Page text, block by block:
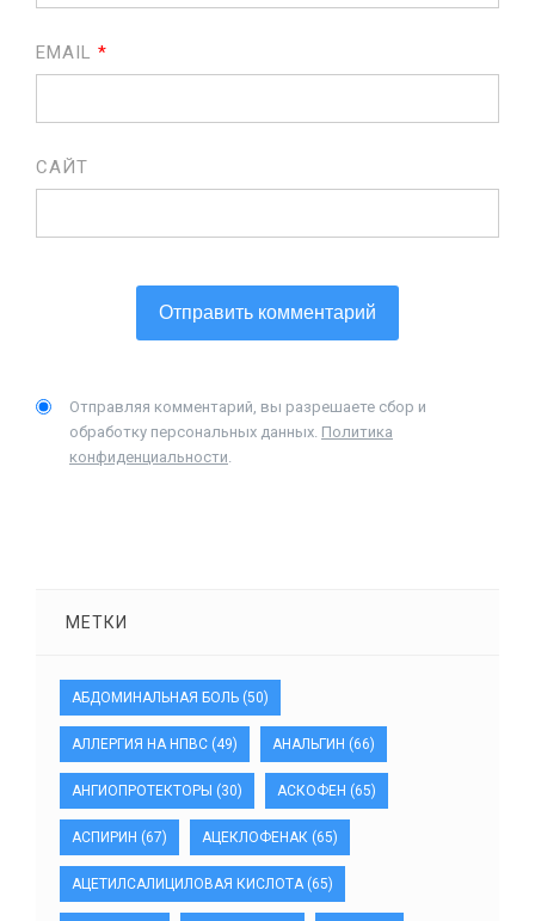
EMAIL *
САЙТ
Отправляя комментарий, вы разрешаете сбор и
обработку персональных данных. Политика
конфиденциальности.
МЕТКИ
АБДОМИНАЛЬНАЯ БОЛЬ (50)
АЛЛЕРГИЯ НА НПВС (49) АНАЛЬГИН (66)
АНГИОПРОТЕКТОРЫ (30) АСКОФЕН (65)
АСПИРИН (67) АЦЕКЛОФЕНАК (65)
АЦЕТИЛСАЛИЦИЛОВАЯ КИСЛОТА(65)